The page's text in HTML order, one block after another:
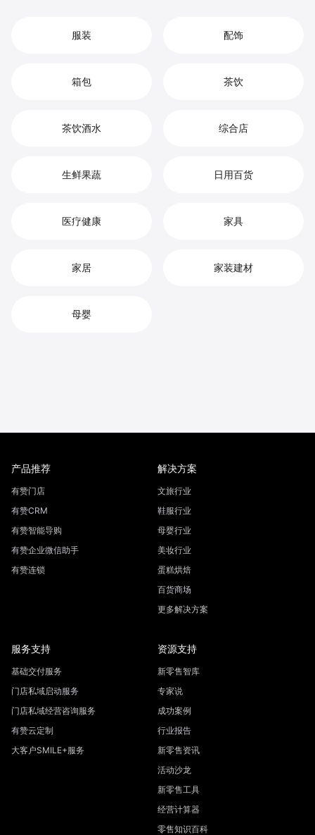
服装 配饰
箱包 茶饮
茶饮酒水 综合店
生鲜果蔬 日用百货
医疗健康 家具
家居 家装建材
母婴
产品推荐
有赞门店
有赞CRM
有赞智能导购
有赞企业微信助手
有赞连锁
解决方案
文旅行业
鞋服行业
母婴行业
美妆行业
蛋糕烘焙
百货商场
更多解决方案
服务支持
基础交付服务
门店私域启动服务
门店私域经营咨询服务
有赞云定制
大客户SMILE+服务
资源支持
新零售智库
专家说
成功案例
行业报告
新零售资讯
活动沙龙
新零售工具
经营计算器
零售知识百科